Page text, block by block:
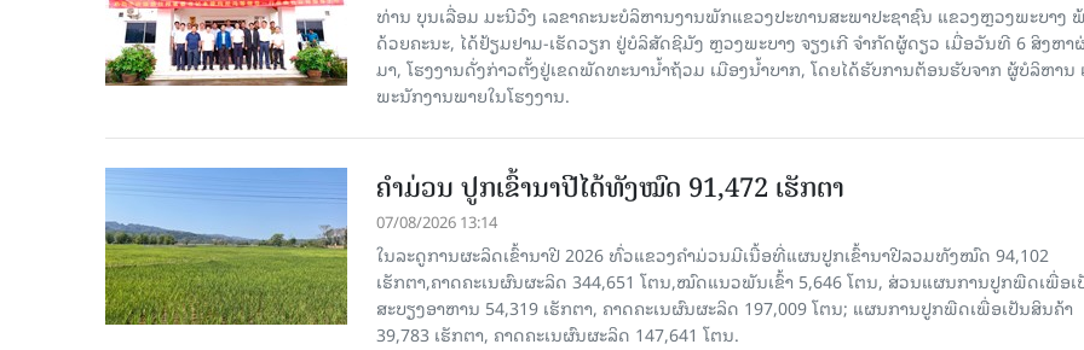
ທ່ານ ບຸນເລື່ອມ ມະນີວົງ ເລ​ຂາ​ຄະ​ນະ​ບໍ​ລິ​ຫານ​ງານ​ພັກແຂວງປະທານສະພາປະຊາຊົນ ແຂວງຫຼວງພະບາງ
ດ້ວຍຄະນະ, ໄດ້ຢ້ຽມຢາມ-ເຮັດວຽກ ຢູ່ບໍລິສັດຊີມັງ ຫຼວງພະບາງ ຈຽງເກີ ຈໍາກັດຜູ້ດຽວ ເມື່ອ​ວັນ​ທີ 6 ສິງ​ຫາ​
ມາ, ໂຮງ​ງານ​ດັ່ງ​ກ່າວຕັ້ງຢູ່ເຂດພັດທະນານ້ຳຖ້ວມ ເມືອງນໍ້າບາກ, ໂດຍໄດ້ຮັບການຕ້ອນຮັບຈາກ ຜູ້ບໍລິຫານ
ພະນັກງານພາຍໃນໂຮງງານ.
ຄໍາມ່ວນ ປູກເຂົ້ານາປີໄດ້ທັງໝົດ 91,472 ເຮັກຕາ
07/08/2026 13:14
ໃນລະດູການຜະລິດເຂົ້ານາປີ 2026 ທົ່ວແຂວງຄໍາມ່ວນມີເນື້ອທີ່ແຜນປູກເຂົ້ານາປີລວມທັງໝົດ 94,102
ເຮັກຕາ,ຄາດຄະເນຜົນຜະລິດ 344,651 ໂຕນ,ໝົດແນວພັນເຂົ້າ 5,646 ໂຕນ, ສ່ວນແຜນການປູກພືດເພື່ອເ
ສະບຽງອາຫານ 54,319 ເຮັກຕາ, ຄາດຄະເນຜົນຜະລິດ 197,009 ໂຕນ; ແຜນການປູກພືດເພື່ອເປັນສິນຄ້າ
39,783 ເຮັກຕາ, ຄາດຄະເນຜົນຜະລິດ 147,641 ໂຕນ.